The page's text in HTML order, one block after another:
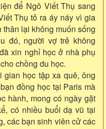
để Ngô Viết Thụ sang
Thụ tỏ ra áy náy vì gia
lại không muốn sống
đó, người vợ trẻ không
xin nghỉ học ở nhà phụ
chồng du học.
gian học tập xa quê, ông
đồng học tại Paris mà
hành, mong có ngày gặt
có nhiều buổi dạ vũ tại
các bạn sinh viên cử các